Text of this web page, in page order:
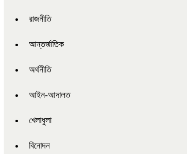
রাজনীতি
আন্তর্জাতিক
অর্থনীতি
আইন-আদালত
খেলাধুলা
বিনোদন